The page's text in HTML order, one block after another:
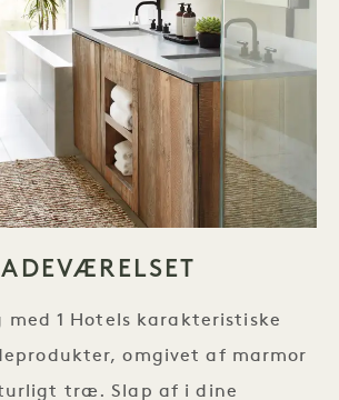
med 1 Hotels karakteristiske
omgivet af marmor
træ. Slap af i dine